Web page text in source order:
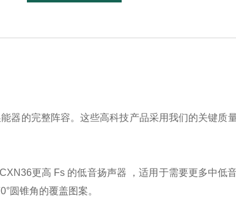
器的完整阵容。这些高科技产品采用我们的关键质
更高 Fs 的低音扬声器 ，适用于需要更多中低
圆锥角的覆盖图案。